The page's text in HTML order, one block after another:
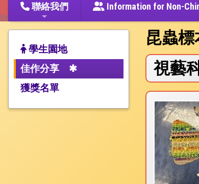
聯絡我們 Information for Non-
學生園地
佳作分享
獲獎名單
昆蟲標
視藝